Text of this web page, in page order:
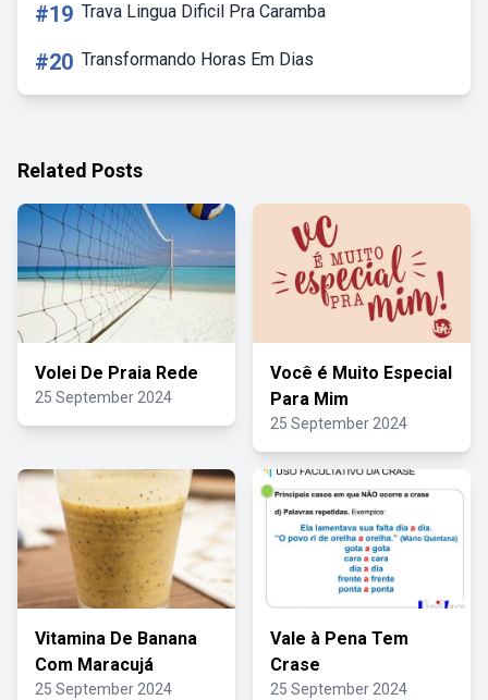
#19 Trava Lingua Dificil Pra Caramba
#20 Transformando Horas Em Dias
Related Posts
Volei De Praia Rede
25 September 2024
Você é Muito Especial
Para Mim
25 September 2024
Vitamina De Banana
Com Maracujá
25 September 2024
Vale à Pena Tem
Crase
25 September 2024